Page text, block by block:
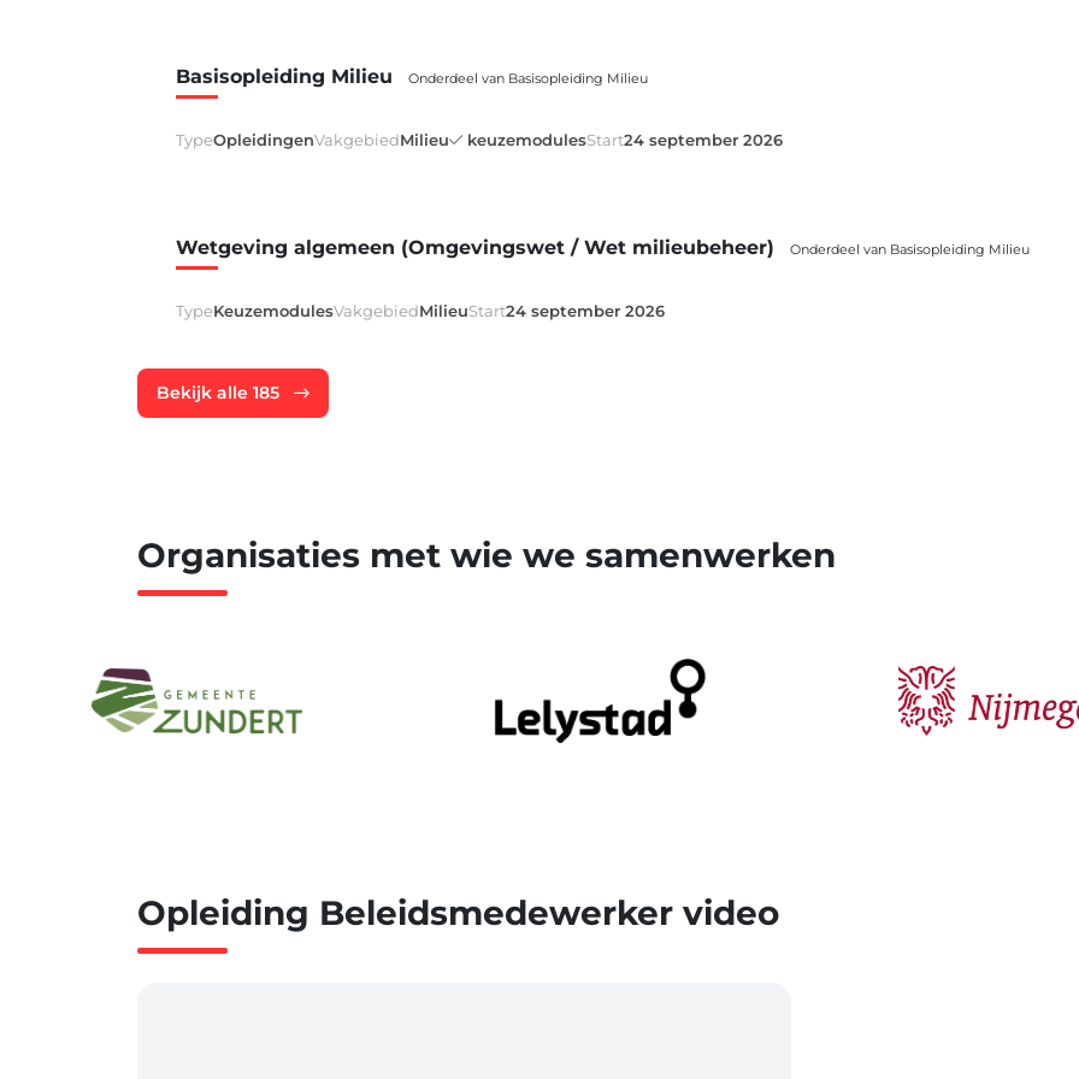
Basisopleiding Milieu Onderdeel van Basisopleiding Milieu
TypeOpleidingenVakgebiedMilieu keuzemodulesStart24 september 2026
Wetgeving algemeen (Omgevingswet / Wet milieubeheer) Onderdeel van Basisopleiding Milieu
TypeKeuzemodulesVakgebiedMilieuStart24 september 2026
Bekijk alle 185
Organisaties met wie we samenwerken
Opleiding Beleidsmedewerker video